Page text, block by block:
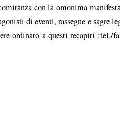
con la omonima
di eventi, rassegne e sagre
ordinato a questi recapiti :tel./